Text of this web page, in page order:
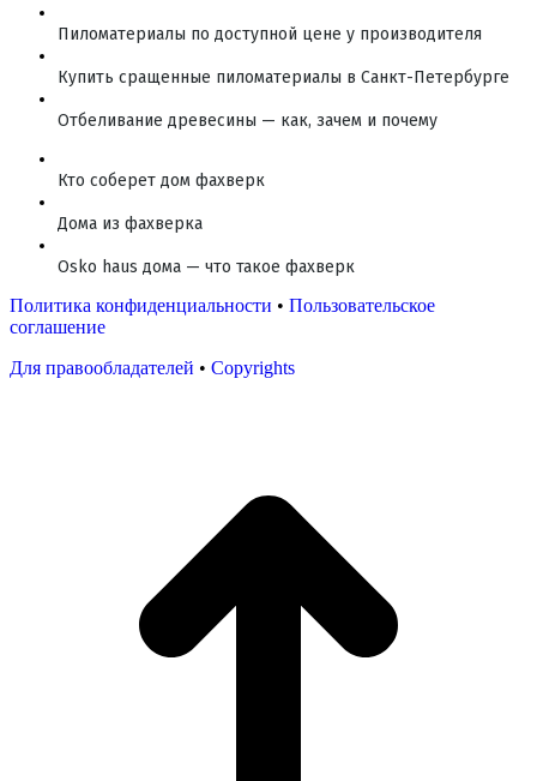
Пиломатериалы по доступной цене у производителя
Купить сращенные пиломатериалы в Санкт-Петербурге
Отбеливание древесины — как, зачем и почему
Кто соберет дом фахверк
Дома из фахверка
Osko haus дома — что такое фахверк
Политика конфиденциальности • Пользовательское
соглашение
Для правообладателей • Copyrights